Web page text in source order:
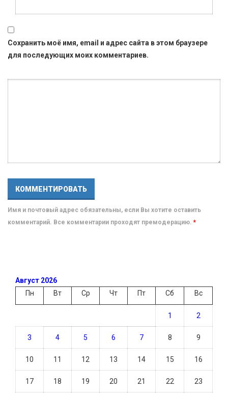
Сохранить моё имя, email и адрес сайта в этом браузере
для последующих моих комментариев.
Имя и почтовый адрес обязательны, если Вы хотите оставить
комментарий. Все комментарии проходят премодерацию. *
Август 2026
Пн
Вт Ср Чт Пт Сб Вс
1 2
3 4 5 6 7 8 9
10 11 12 13 14 15 16
17 18 19 20 21 22 23